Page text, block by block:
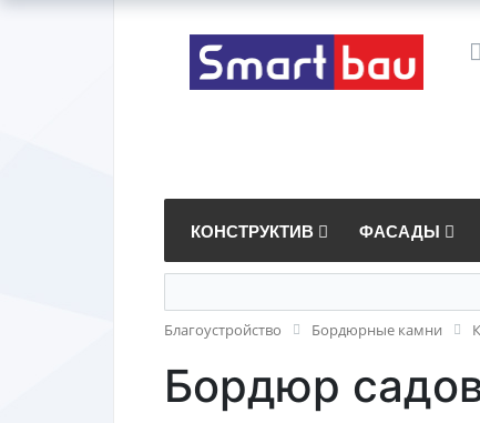
КОНСТРУКТИВ ФАСАДЫ
Благоустройство Бордюрные камни
Бордюр